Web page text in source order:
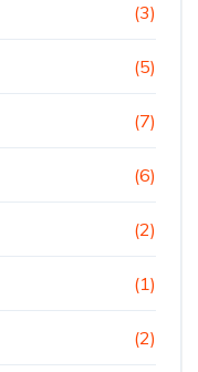
(3)
(5)
(7)
(6)
(2)
(1)
(2)